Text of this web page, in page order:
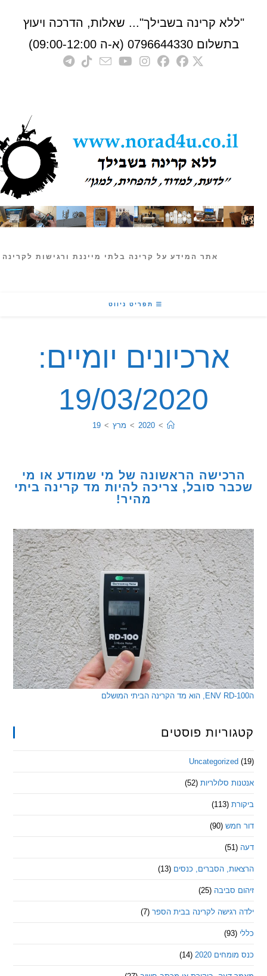
קרינה בשבילך"... שאלות, הדרכה ויעוץ
0796644330 (א-ה 09:00-12:00)
אתר המידע על קרינה בלתי מייננת ורגישות לקרינה
תפריט ניווט
ארכיונים יומיים:
19/03/2020
2020
> מרץ >
19
הראשונה של מי שמודע או מי
סובל, צריכה להיות מד קרינה ביתי
מהיר!
פוסטים
סלולריות (52)
(90)
הסברים, כנסים (13)
סביבה (25)
לקרינה בבית הספר (7)
2020
(14)